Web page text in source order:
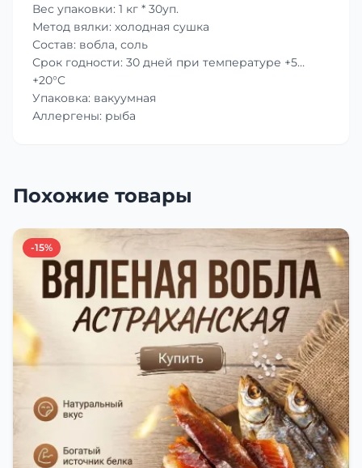
Вес упаковки: 1 кг * 30уп.
Метод вялки: холодная сушка
Состав: вобла, соль
Срок годности: 30 дней при температуре +5…
+20°C
Упаковка: вакуумная
Аллергены: рыба
Похожие товары
-15%